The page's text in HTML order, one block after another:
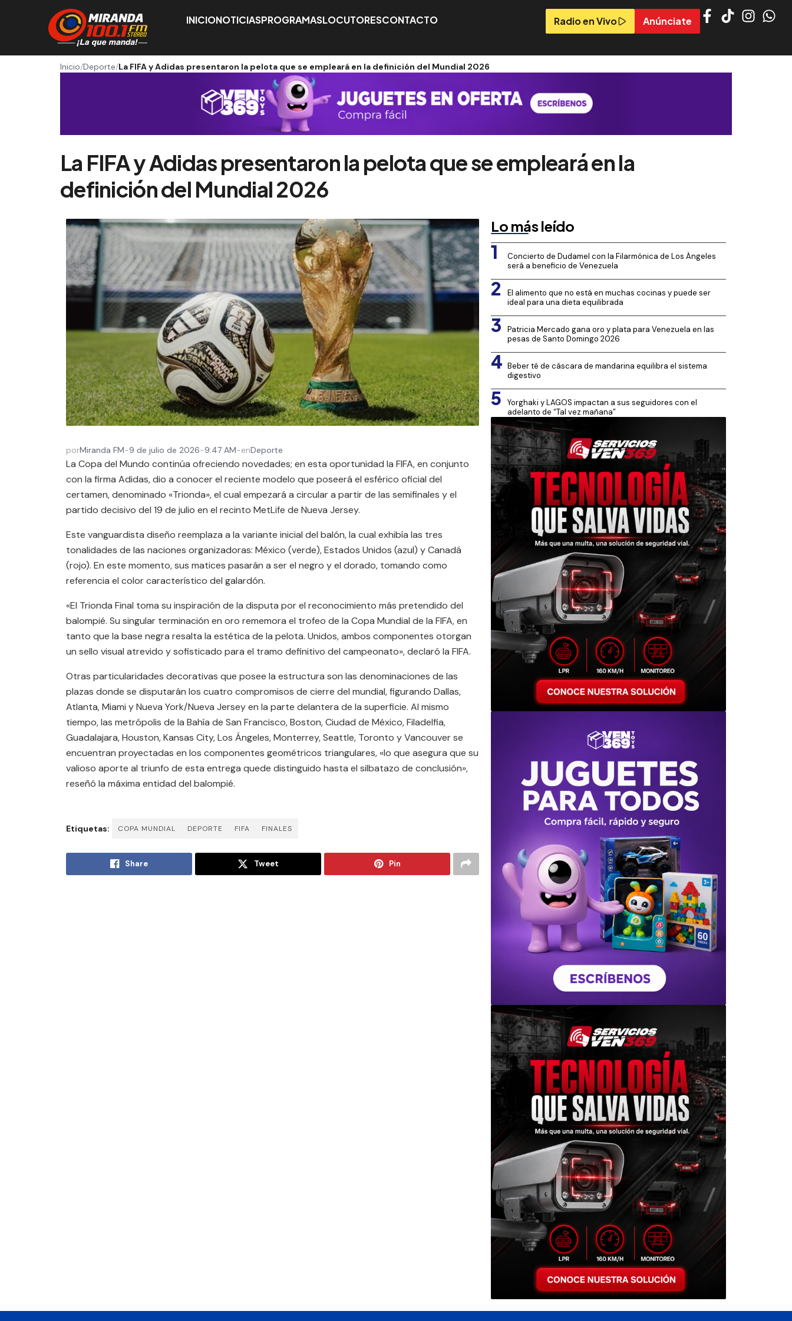
INICIONOTICIASPROGRAMASLOCUTORESCONTACTO Radio en Vivo Anúnciate
Inicio/Deporte/La FIFA y Adidas presentaron la pelota que se empleará en la definición del Mundial 2026
La FIFA y Adidas presentaron la pelota que se empleará en la
definición del Mundial 2026
porMiranda FM-9 de julio de 2026-9:47 AM-enDeporte
La Copa del Mundo continúa ofreciendo novedades; en esta oportunidad la FIFA, en conjunto
con la firma Adidas, dio a conocer el reciente modelo que poseerá el esférico oficial del
certamen, denominado «Trionda», el cual empezará a circular a partir de las semifinales y el
partido decisivo del 19 de julio en el recinto MetLife de Nueva Jersey.
Este vanguardista diseño reemplaza a la variante inicial del balón, la cual exhibía las tres
tonalidades de las naciones organizadoras: México (verde), Estados Unidos (azul) y Canadá
(rojo). En este momento, sus matices pasarán a ser el negro y el dorado, tomando como
referencia el color característico del galardón.
«El Trionda Final toma su inspiración de la disputa por el reconocimiento más pretendido del
balompié. Su singular terminación en oro rememora el trofeo de la Copa Mundial de la FIFA, en
tanto que la base negra resalta la estética de la pelota. Unidos, ambos componentes otorgan
un sello visual atrevido y sofisticado para el tramo definitivo del campeonato», declaró la FIFA.
Otras particularidades decorativas que posee la estructura son las denominaciones de las
plazas donde se disputarán los cuatro compromisos de cierre del mundial, figurando Dallas,
Atlanta, Miami y Nueva York/Nueva Jersey en la parte delantera de la superficie. Al mismo
tiempo, las metrópolis de la Bahía de San Francisco, Boston, Ciudad de México, Filadelfia,
Guadalajara, Houston, Kansas City, Los Ángeles, Monterrey, Seattle, Toronto y Vancouver se
encuentran proyectadas en los componentes geométricos triangulares, «lo que asegura que su
valioso aporte al triunfo de esta entrega quede distinguido hasta el silbatazo de conclusión»,
reseñó la máxima entidad del balompié.
Etiquetas: COPA MUNDIAL DEPORTE FIFA FINALES
Share Tweet Pin
Lo más leído
1
Concierto de Dudamel con la Filarmónica de Los Ángeles
será a beneficio de Venezuela
2
El alimento que no está en muchas cocinas y puede ser
ideal para una dieta equilibrada
3
Patricia Mercado gana oro y plata para Venezuela en las
pesas de Santo Domingo 2026
4 Beber té de cáscara de mandarina equilibra el sistema
digestivo
5
Yorghaki y LAGOS impactan a sus seguidores con el
adelanto de “Tal vez mañana”